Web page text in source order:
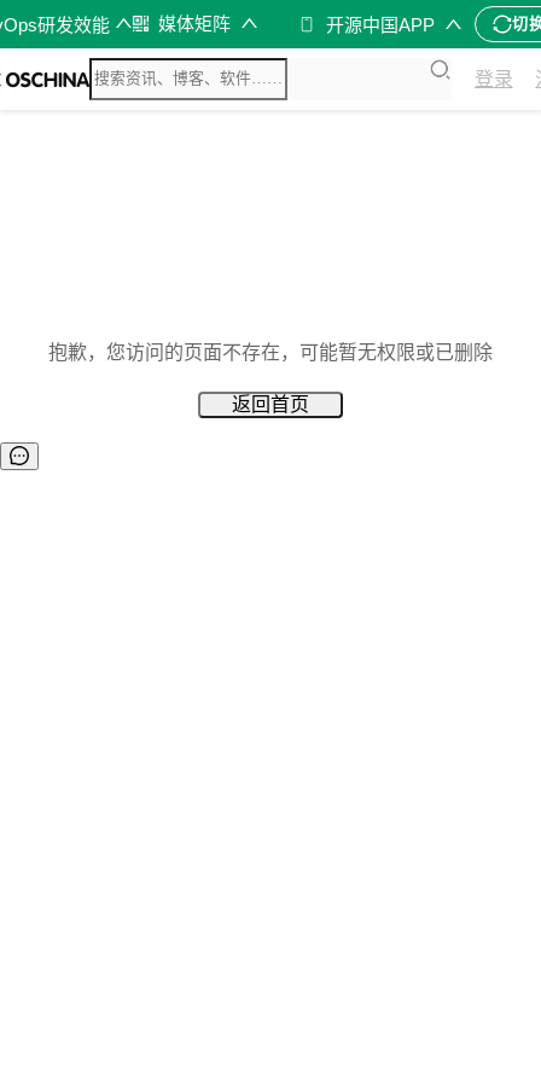
研发效能 媒体矩阵 开源中国APP 切
登录
抱歉，您访问的页面不存在，可能暂无权限或已删除
返回首页